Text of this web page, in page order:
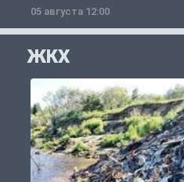
05 августа 12:00
ЖКХ